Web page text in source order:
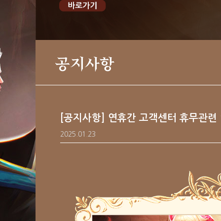
공지사항
[공지사항] 연휴간 고객센터 휴무관련
2025.01.23